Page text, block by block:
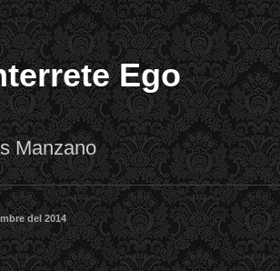
Ego
Manzano
del 2014